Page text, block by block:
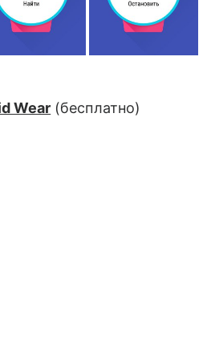
Wear (бесплатно)